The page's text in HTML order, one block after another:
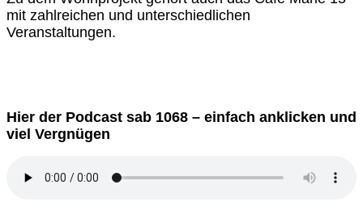
mit zahlreichen und unterschiedlichen
Veranstaltungen.
Hier der Podcast sab 1068 – einfach anklicken und
viel Vergnügen